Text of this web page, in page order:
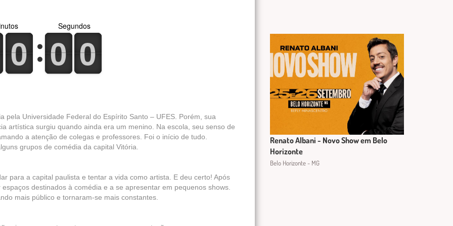
0
0
1
1 0
0
1
1 0
0
1
1
Segundos
pela Universidade Federal do Espírito Santo – UFES. Porém, sua
artística surgiu quando ainda era um menino. Na escola, seu senso de
a atenção de colegas e professores. Foi o início de tudo.
grupos de comédia da capital Vitória.
para a capital paulista e tentar a vida como artista. E deu certo! Após
destinados à comédia e a se apresentar em pequenos shows.
mais público e tornaram-se mais constantes.
Renato Albani - Novo Show em Belo
Horizonte
Belo Horizonte - MG